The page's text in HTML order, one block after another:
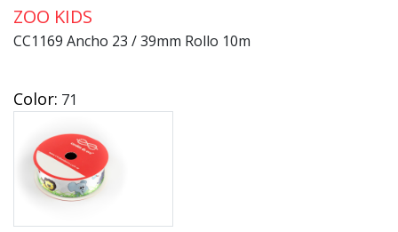
ZOO KIDS
CC1169 Ancho 23 / 39mm Rollo 10m
Color: 71